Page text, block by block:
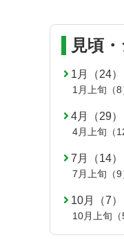
見頃
1月（24）
1月上旬（8
4月（29）
4月上旬（
7月（14）
7月上旬（9
10月（7）
10月上旬（